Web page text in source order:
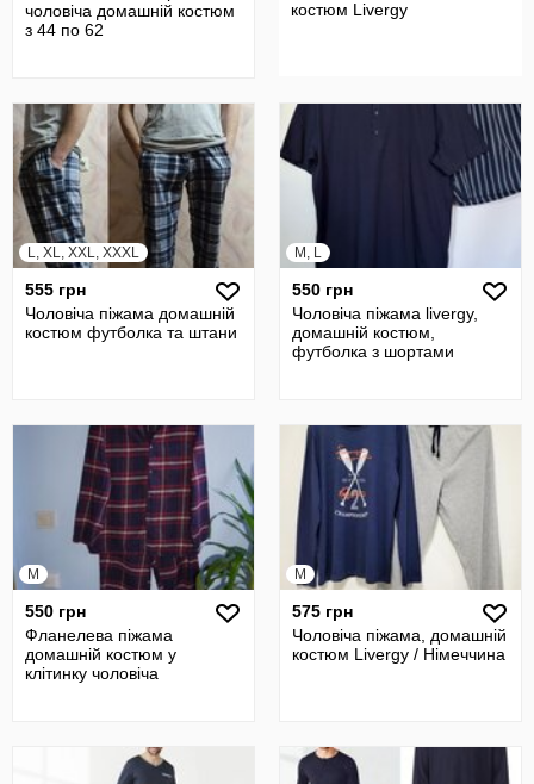
чоловіча домашній костюм
з 44 по 62
костюм Livergy
L, XL, XXL, XXXL
555 грн
Чоловіча піжама домашній
костюм футболка та штани
M, L
550 грн
Чоловіча піжама livergy,
домашній костюм,
футболка з шортами
M
550 грн
Фланелева піжама
домашній костюм у
клітинку чоловіча
M
575 грн
Чоловіча піжама, домашній
костюм Livergy / Німеччина